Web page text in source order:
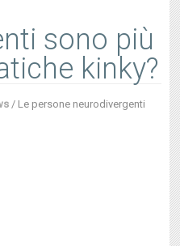
sono più
kinky?
/ Le persone neurodivergenti